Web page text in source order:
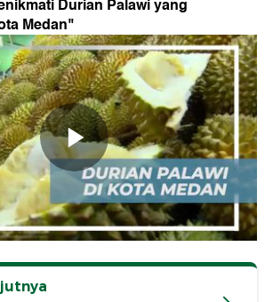
Durian Palawi yang
Medan"